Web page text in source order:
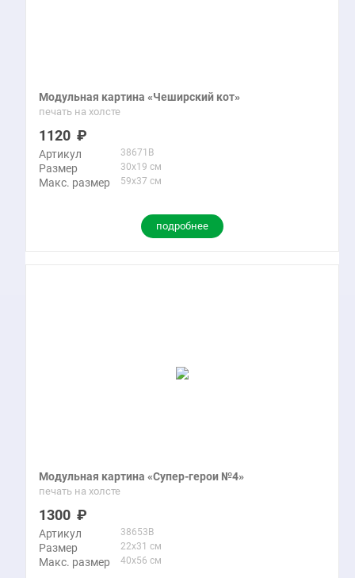
Модульная картина «Чеширский кот»
печать на холсте
1120
Артикул 38671B
Размер 30x19 см
Макс. размер 59x37 см
подробнее
Модульная картина «Супер-герои №4»
печать на холсте
1300
Артикул 38653B
Размер 22x31 см
Макс. размер 40x56 см